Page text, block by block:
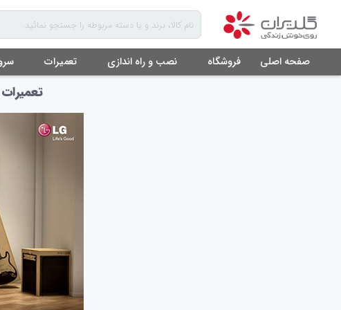
صفحه اصلی فروشگاه نصب و راه اندازی تعمیرات
صفحه اصلی نمایندگی تعمیرات جاروبرقی ال جی در تهران
تعمیر